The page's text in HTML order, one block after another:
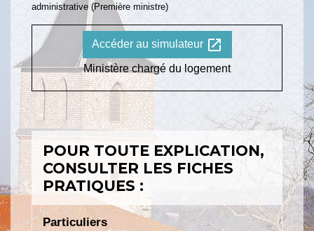
administrative (Première ministre)
Accéder au simulateur open_in_new
Ministère chargé du logement
POUR TOUTE EXPLICATION,
CONSULTER LES FICHES
PRATIQUES :
Particuliers